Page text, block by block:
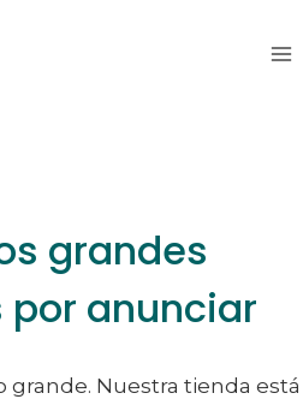
grandes
anunciar
grande. Nuestra tienda está